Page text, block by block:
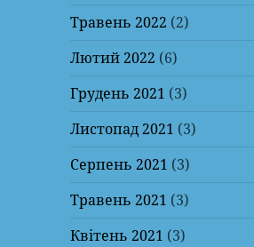
Травень 2022 (2)
Лютий 2022 (6)
Грудень 2021 (3)
Листопад 2021 (3)
Серпень 2021 (3)
Травень 2021 (3)
Квітень 2021 (3)